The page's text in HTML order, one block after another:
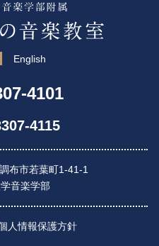
English
4101
4115
布市若葉町1-41-1
音楽学部
人情報保護方針